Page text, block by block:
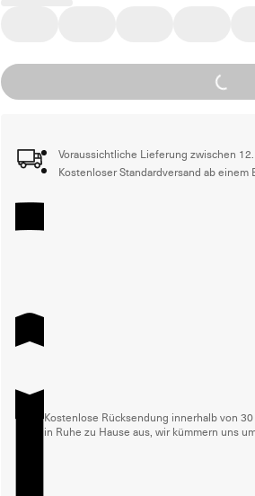
Voraussichtliche Lieferung zwischen
Kostenloser Standardversand ab
Kostenlose Rücksendung innerhalb von
in Ruhe zu Hause aus, wir kümmern uns